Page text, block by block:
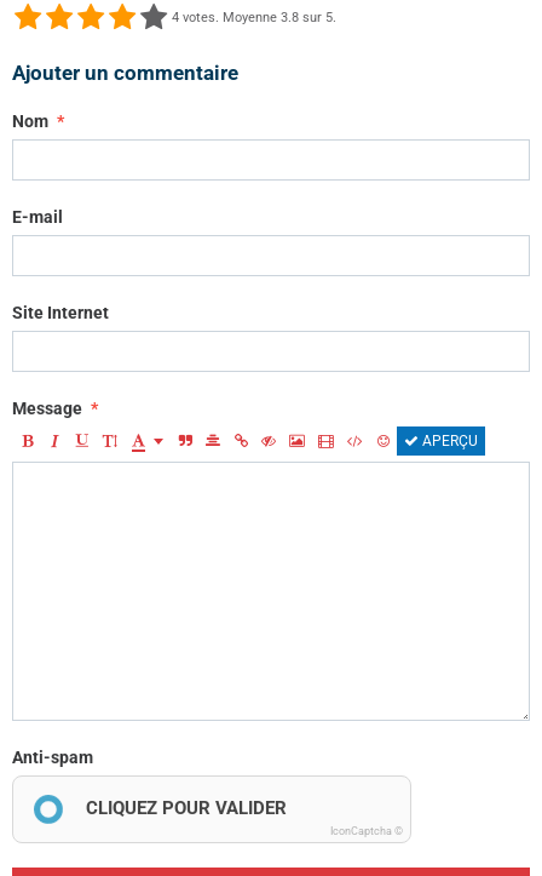
4 votes. Moyenne 3.8 sur 5.
Ajouter un commentaire
Nom
E-mail
Site Internet
Message
APERÇU
Anti-spam
CLIQUEZ POUR VALIDER
IconCaptcha ©